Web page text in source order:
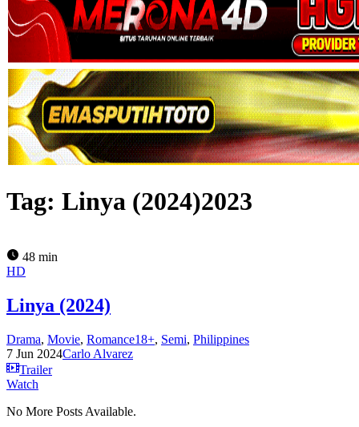
Tag: Linya (2024)2023
48 min
HD
Linya (2024)
Drama, Movie, Romance18+, Semi, Philippines
7 Jun 2024Carlo Alvarez
Trailer
Watch
No More Posts Available.